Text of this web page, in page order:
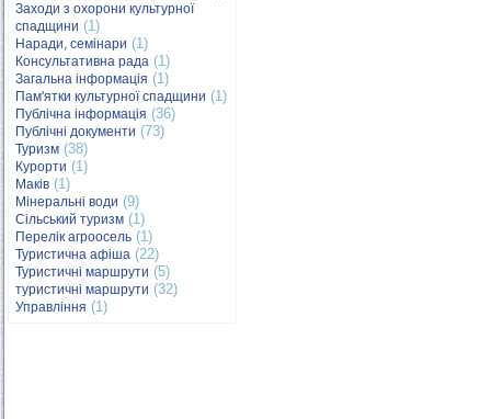
Заходи з охорони культурної
спадщини (1)
Наради, семінари (1)
Консультативна рада (1)
Загальна інформація (1)
Пам'ятки культурної спадщини (1)
Публічна інформація (36)
Публічні документи (73)
Туризм (38)
Курорти (1)
Маків (1)
Мінеральні води (9)
Сільський туризм (1)
Перелік агроосель (1)
Туристична афіша (22)
Туристичні маршрути (5)
туристичні маршрути (32)
Управління (1)